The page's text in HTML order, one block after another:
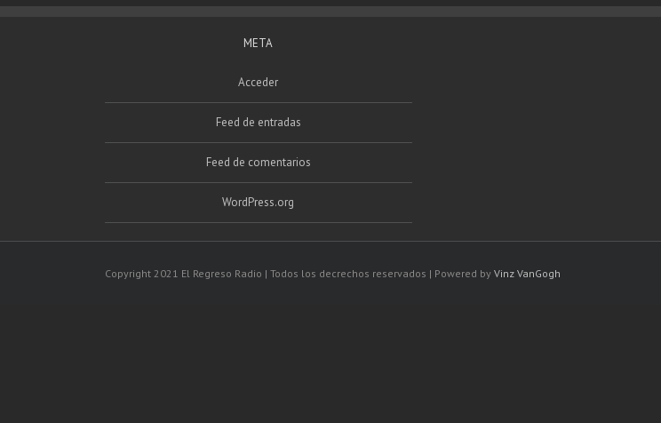
META
Acceder
Feed de entradas
Feed de comentarios
WordPress.org
Copyright 2021 El Regreso Radio | Todos los decrechos reservados | Powered by Vinz VanGogh